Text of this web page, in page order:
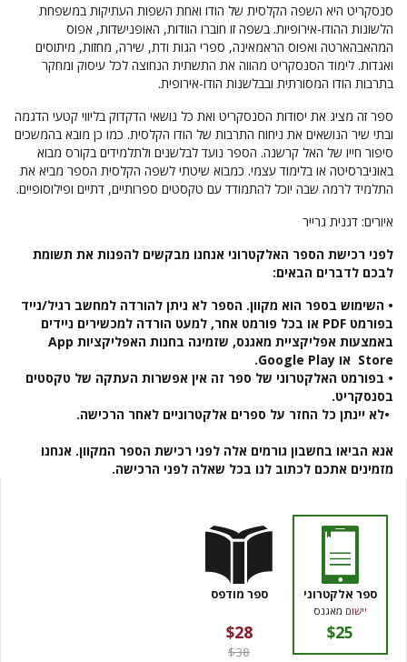
סנסקריט היא השפה הקלסית של הודו ואחת השפות העתיקות במשפחת
הלשונות ההודו-אירופיות. בשפה זו חוברו הוודות, האופנישדות, אפוס
המהאבהארטה ואפוס הראמאינה, ספרי הגות ודת, שירה, מחזות, מיתוסים
ואגדות. לימוד הסנסקריט מהווה את התשתית הנחוצה לכל עיסוק ומחקר
בתרבות הודו המסורתית ובבלשנות הודו-אירופית.
ספר זה מציג את יסודות הסנסקריט ואת כל נושאי הדקדוק בליווי קטעי הדגמה
ובתי שיר הנושאים את ניחוח התרבות של הודו הקלסית. כמו כן מובא בהמשכים
סיפור חייו של האל קרשנה. הספר נועד לבלשנים ולתלמידים בקורס מבוא
באוניברסיטה או בלימוד עצמי. כמבוא שיטתי לשפה הקלסית הספר מביא את
התלמיד לרמה שבה יוכל להתמודד עם טקסטים ספרותיים, דתיים ופילוסופיים.
איורים: דגנית גרייר
לפני רכישת הספר האלקטרוני אנחנו מבקשים להפנות את תשומת
לבכם לדברים הבאים:
• השימוש בספר הוא מקוון. הספר לא ניתן להורדה למחשב רגיל/נייד
בפורמט PDF או בכל פורמט אחר, למעט הורדה למכשירים ניידים
באמצעות אפליקציית מאגנס, שזמינה בחנות האפליקציות App
Store או Google Play.
• בפורמט האלקטרוני של ספר זה אין אפשרות העתקה של טקסטים
בסנסקריט.
•לא יינתן כל החזר על ספרים אלקטרוניים לאחר הרכישה.
אנא הביאו בחשבון גורמים אלה לפני רכישת הספר המקוון. אנחנו
מזמינים אתכם לכתוב לנו בכל שאלה לפני הרכישה.
ספר אלקטרוני
יישום מאגנס
$25
ספר מודפס
$28
$38